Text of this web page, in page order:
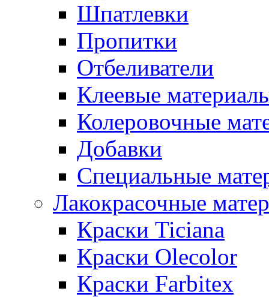
Шпатлевки
Пропитки
Отбеливатели
Клеевые
Колеровочные
Добавки
Специальные
Лакокрасочные
Краски Ticiana
Краски Olecolor
Краски Farbitex